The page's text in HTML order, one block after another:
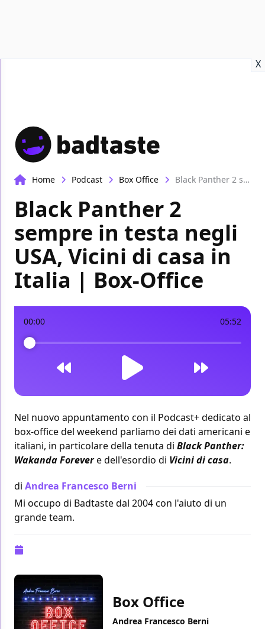
X
Home Podcast Box Office Black Panther 2 sempre in testa negli USA, Vicini di casa in Italia | Box-Office
Black Panther 2
sempre in testa negli
USA, Vicini di casa in
Italia | Box-Office
00:00 05:52
Nel nuovo appuntamento con il Podcast+ dedicato al
box-office del weekend parliamo dei dati americani e
italiani, in particolare della tenuta di Black Panther:
Wakanda Forevere dell'esordio di Vicini di casa.
di Andrea Francesco Berni
Mi occupo di Badtaste dal 2004 con l'aiuto di un
grande team.
Box Office
Andrea Francesco Berni